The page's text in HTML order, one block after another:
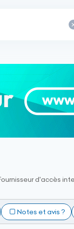
d'accès
Notes et avis ?